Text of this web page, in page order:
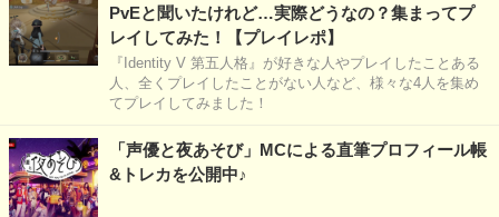
PvEと聞いたけれど…実際どうなの？集まってプ
レイしてみた！【プレイレポ】
『Identity V 第五人格』が好きな人やプレイしたことある
人、全くプレイしたことがない人など、様々な4人を集め
てプレイしてみました！
「声優と夜あそび」MCによる直筆プロフィール帳
&トレカを公開中♪